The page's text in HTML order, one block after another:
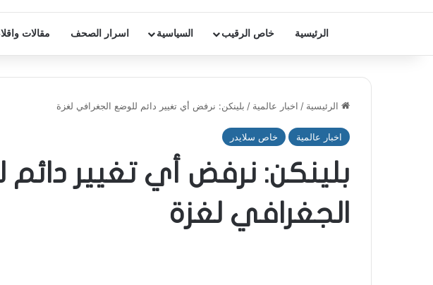
الرئيسية خاص الرقيب السياسية اسرار الصحف مقالات
الرئيسية / اخبار عالمية / بلينكن: نرفض أي تغيير دائم للوضع الجغرافي لغزة
اخبار عالمية خاص سلايدر
بلينكن: نرفض أي تغيير دائم
الجغرافي لغزة